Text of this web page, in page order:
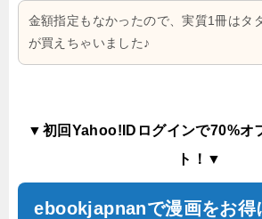
金額指定もなかったので、実質1冊はタ
が買えちゃいました♪
▼初回Yahoo!IDログインで70%オ
ト！▼
ebookjapnanで漫画をお得